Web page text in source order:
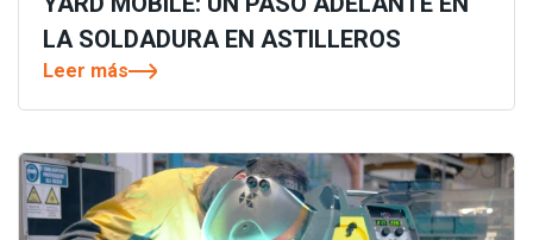
LA SOLDADURA EN ASTILLEROS
Leer más